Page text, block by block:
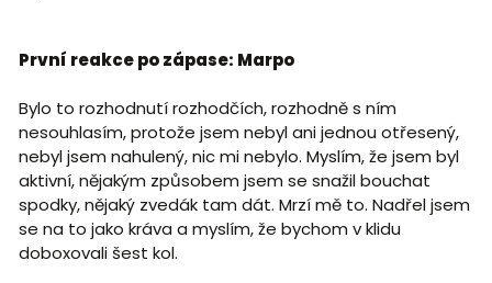
První reakce po zápase: Marpo
Bylo to rozhodnutí rozhodčích, rozhodně s ním
nesouhlasím, protože jsem nebyl ani jednou otřesený,
nebyl jsem nahulený, nic mi nebylo. Myslím, že jsem byl
aktivní, nějakým způsobem jsem se snažil bouchat
spodky, nějaký zvedák tam dát. Mrzí mě to. Nadřel jsem
se na to jako kráva a myslím, že bychom v klidu
doboxovali šest kol.